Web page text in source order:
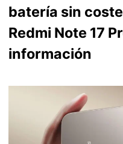
batería sin
Redmi Note 17
información